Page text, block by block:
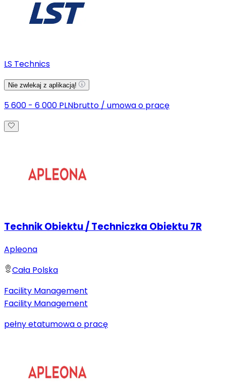
LS Technics
Nie zwlekaj z aplikacją!
5 600 - 6 000 PLNbrutto / umowa o pracę
Technik Obiektu / Techniczka Obiektu 7R
Apleona
Cała Polska
Facility Management
Facility Management
pełny etatumowa o pracę